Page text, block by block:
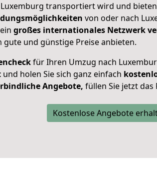
transportiert wird und
von oder nach
großes internationales Netzwerk
gute und günstige Preise anbieten.
für Ihren Umzug nach
und holen Sie sich ganz einfach
Angebote, füllen Sie jetzt das
Kostenlose Angebote